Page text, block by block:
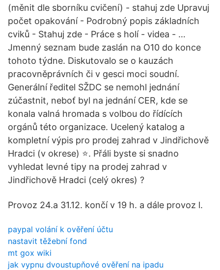
(měnit dle sborníku cvičení) - stahuj zde Upravuj
počet opakování - Podrobný popis základních
cviků - Stahuj zde - Práce s holí - videa - …
Jmenný seznam bude zaslán na O10 do konce
tohoto týdne. Diskutovalo se o kauzách
pracovněprávních či v gesci moci soudní.
Generální ředitel SŽDC se nemohl jednání
zúčastnit, neboť byl na jednání CER, kde se
konala valná hromada s volbou do řídících
orgánů této organizace. Ucelený katalog a
kompletní výpis pro prodej zahrad v Jindřichově
Hradci (v okrese) ⭐. Přáli byste si snadno
vyhledat levné tipy na prodej zahrad v
Jindřichově Hradci (celý okres) ️?
Provoz 24.a 31.12. končí v 19 h. a dále provoz l.
paypal volání k ověření účtu
nastavit těžební fond
mt gox wiki
jak vypnu dvoustupňové ověření na ipadu